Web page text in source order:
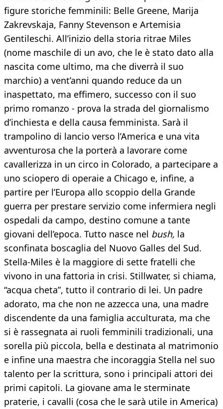
figure storiche femminili: Belle Greene, Marija
Zakrevskaja, Fanny Stevenson e Artemisia
Gentileschi. All’inizio della storia ritrae Miles
(nome maschile di un avo, che le è stato dato alla
nascita come ultimo, ma che diverrà il suo
marchio) a vent’anni quando reduce da un
inaspettato, ma effimero, successo con il suo
primo romanzo - prova la strada del giornalismo
d’inchiesta e della causa femminista. Sarà il
trampolino di lancio verso l’America e una vita
avventurosa che la porterà a lavorare come
cavallerizza in un circo in Colorado, a partecipare a
uno sciopero di operaie a Chicago e, infine, a
partire per l’Europa allo scoppio della Grande
guerra per prestare servizio come infermiera negli
ospedali da campo, destino comune a tante
giovani dell’epoca. Tutto nasce nel bush, la
sconfinata boscaglia del Nuovo Galles del Sud.
Stella-Miles è la maggiore di sette fratelli che
vivono in una fattoria in crisi. Stillwater, si chiama,
“acqua cheta”, tutto il contrario di lei. Un padre
adorato, ma che non ne azzecca una, una madre
discendente da una famiglia acculturata, ma che
si è rassegnata ai ruoli femminili tradizionali, una
sorella più piccola, bella e destinata al matrimonio
e infine una maestra che incoraggia Stella nel suo
talento per la scrittura, sono i principali attori dei
primi capitoli. La giovane ama le sterminate
praterie, i cavalli (cosa che le sarà utile in America)